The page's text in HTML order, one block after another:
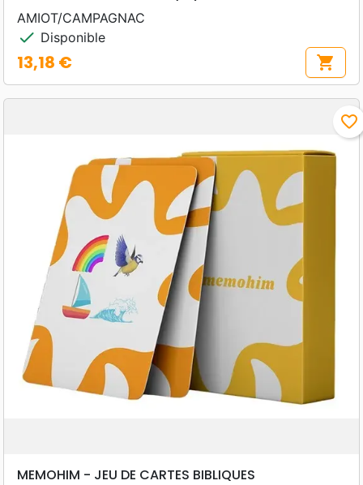
AMIOT/CAMPAGNAC
check Disponible
Prix
13,18 € shopping_cart
favorite_border
MEMOHIM - JEU DE CARTES BIBLIQUES